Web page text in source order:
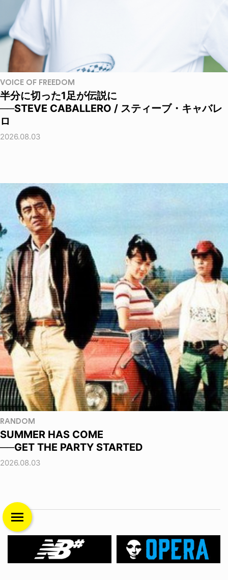
VOICE OF FREEDOM
半分に切った1足が伝説に
──STEVE CABALLERO / スティーブ・キャバレ
ロ
2026.08.03
RANDOM
SUMMER HAS COME
──GET THE PARTY STARTED
2026.08.03